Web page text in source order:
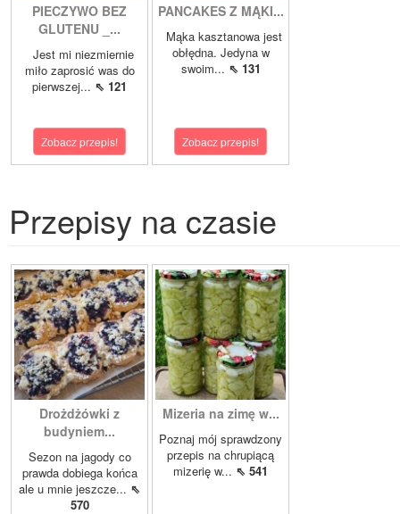
PIECZYWO BEZ
GLUTENU _...
Jest mi niezmiernie
miło zaprosić was do
pierwszej... ⇖ 121
Zobacz przepis!
PANCAKES Z MĄKI...
Mąka kasztanowa jest
obłędna. Jedyna w
swoim... ⇖ 131
Zobacz przepis!
Przepisy na czasie
Drożdżówki z
budyniem...
Sezon na jagody co
prawda dobiega końca
ale u mnie jeszcze... ⇖
570
Mizeria na zimę w...
Poznaj mój sprawdzony
przepis na chrupiącą
mizerię w... ⇖ 541